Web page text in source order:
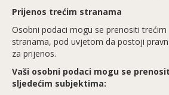
Prijenos trećim stranama
Osobni podaci mogu se prenositi trećim
stranama, pod uvjetom da postoji
za prijenos.
Vaši osobni podaci mogu se
sljedećim subjektima: